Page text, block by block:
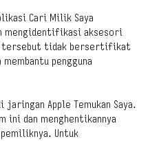
Cari Milik Saya
mengidentifikasi aksesori
tersebut tidak bersertifikat
pengguna
Apple Temukan Saya.
ini dan menghentikannya
Untuk